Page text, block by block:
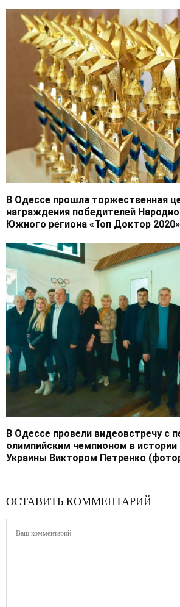
В Одессе прошла торжественная
награждения победителей
Южного региона «Топ Доктор 2020»
В Одессе провели видеовстречу с
олимпийским чемпионом в истории
Украины Виктором Петренко
ОСТАВИТЬ КОММЕНТАРИЙ